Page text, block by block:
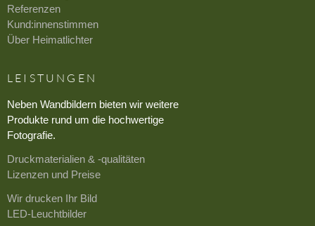
Referenzen
Kund:innenstimmen
Über Heimatlichter
LEISTUNGEN
Neben Wandbildern bieten wir weitere
Produkte rund um die hochwertige
Fotografie.
Druckmaterialien & -qualitäten
Lizenzen und Preise
Wir drucken Ihr Bild
LED-Leuchtbilder